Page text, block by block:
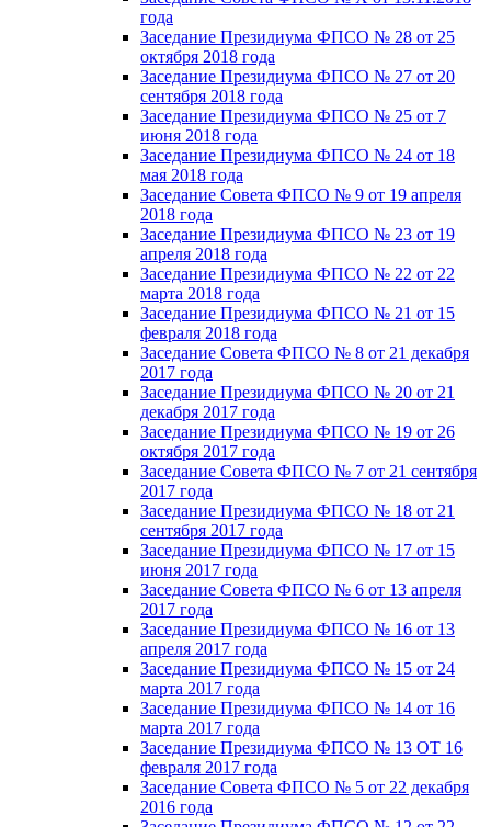
года
Заседание Президиума ФПСО № 28 от 25
октября 2018 года
Заседание Президиума ФПСО № 27 от 20
сентября 2018 года
Заседание Президиума ФПСО № 25 от 7
июня 2018 года
Заседание Президиума ФПСО № 24 от 18
мая 2018 года
Заседание Совета ФПСО № 9 от 19 апреля
2018 года
Заседание Президиума ФПСО № 23 от 19
апреля 2018 года
Заседание Президиума ФПСО № 22 от 22
марта 2018 года
Заседание Президиума ФПСО № 21 от 15
февраля 2018 года
Заседание Совета ФПСО № 8 от 21 декабря
2017 года
Заседание Президиума ФПСО № 20 от 21
декабря 2017 года
Заседание Президиума ФПСО № 19 от 26
октября 2017 года
Заседание Совета ФПСО № 7 от 21 сентября
2017 года
Заседание Президиума ФПСО № 18 от 21
сентября 2017 года
Заседание Президиума ФПСО № 17 от 15
июня 2017 года
Заседание Совета ФПСО № 6 от 13 апреля
2017 года
Заседание Президиума ФПСО № 16 от 13
апреля 2017 года
Заседание Президиума ФПСО № 15 от 24
марта 2017 года
Заседание Президиума ФПСО № 14 от 16
марта 2017 года
Заседание Президиума ФПСО № 13 ОТ 16
февраля 2017 года
Заседание Совета ФПСО № 5 от 22 декабря
2016 года